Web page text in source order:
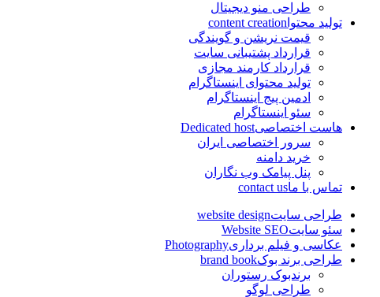
طراحی منو دیجیتال
تولید محتوا content creation
قیمت نریشن و گویندگی
قرارداد پشتیبانی سایت
قرارداد کارمند مجازی
تولید محتوای اینستاگرام
ادمین پیج اینستاگرام
سئو اینستاگرام
هاست اختصاصیDedicated host
سرور اختصاصی ایران
خرید دامنه
پنل پیامک وب نگاران
تماس با ماcontact us
طراحی سایتwebsite design
سئو سایتWebsite SEO
عکاسی و فیلم برداریPhotography
طراحی برند بوکbrand book
برندبوک رستوران
طراحی لوگو